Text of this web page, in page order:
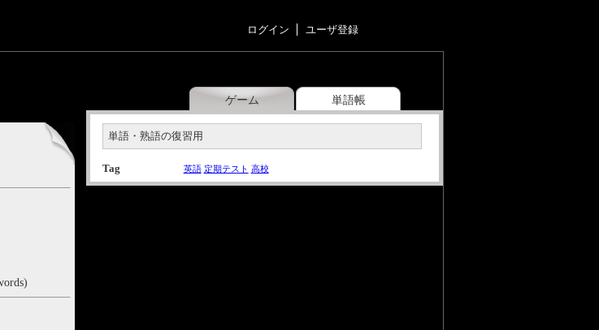
ログイン ユーザ登録
ゲーム 単語帳
単語・熟語の復習用
Tag 英語 定期テスト 高校